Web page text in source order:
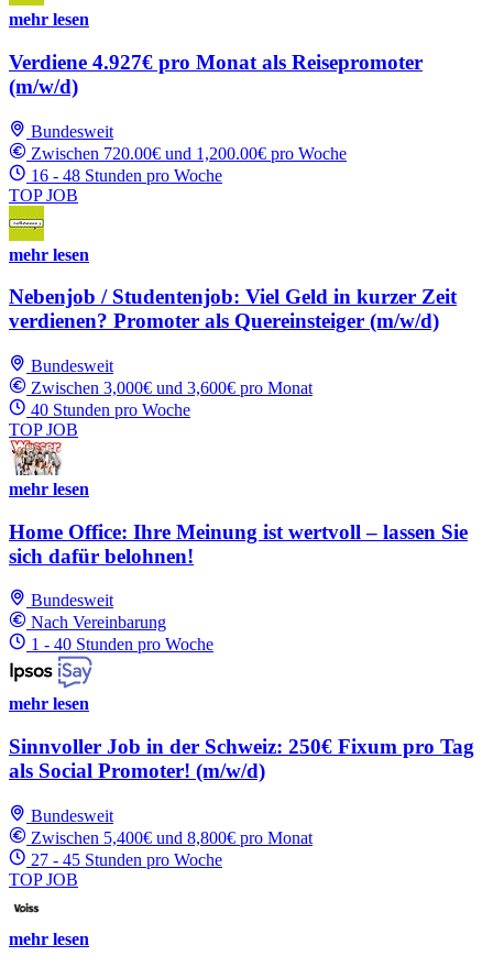
mehr lesen
Verdiene 4.927€ pro Monat als Reisepromoter
(m/w/d)
Bundesweit
Zwischen 720.00€ und 1,200.00€ pro Woche
16 - 48 Stunden pro Woche
TOP JOB
mehr lesen
Nebenjob / Studentenjob: Viel Geld in kurzer Zeit
verdienen? Promoter als Quereinsteiger (m/w/d)
Bundesweit
Zwischen 3,000€ und 3,600€ pro Monat
40 Stunden pro Woche
TOP JOB
mehr lesen
Home Office: Ihre Meinung ist wertvoll – lassen Sie
sich dafür belohnen!
Bundesweit
Nach Vereinbarung
1 - 40 Stunden pro Woche
mehr lesen
Sinnvoller Job in der Schweiz: 250€ Fixum pro Tag
als Social Promoter! (m/w/d)
Bundesweit
Zwischen 5,400€ und 8,800€ pro Monat
27 - 45 Stunden pro Woche
TOP JOB
mehr lesen